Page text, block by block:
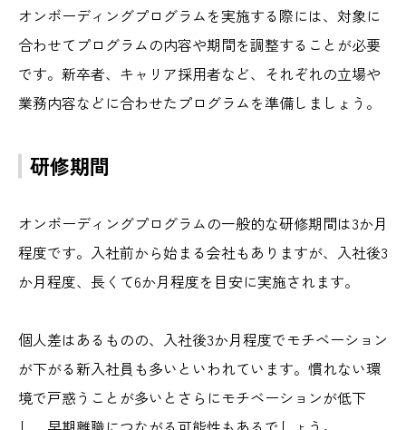
オンボーディングプログラムを実施する際には、対象に
合わせてプログラムの内容や期間を調整することが必要
です。新卒者、キャリア採用者など、それぞれの立場や
業務内容などに合わせたプログラムを準備しましょう。
研修期間
オンボーディングプログラムの一般的な研修期間は3か月
程度です。入社前から始まる会社もありますが、入社後3
か月程度、長くて6か月程度を目安に実施されます。
個人差はあるものの、入社後3か月程度でモチベーション
が下がる新入社員も多いといわれています。慣れない環
境で戸惑うことが多いとさらにモチベーションが低下